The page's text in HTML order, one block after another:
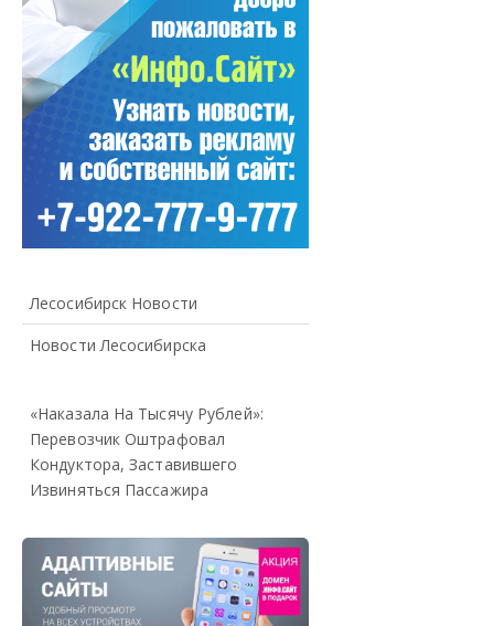
Лесосибирск Новости
Новости Лесосибирска
«Наказала На Тысячу Рублей»:
Перевозчик Оштрафовал
Кондуктора, Заставившего
Извиняться Пассажира